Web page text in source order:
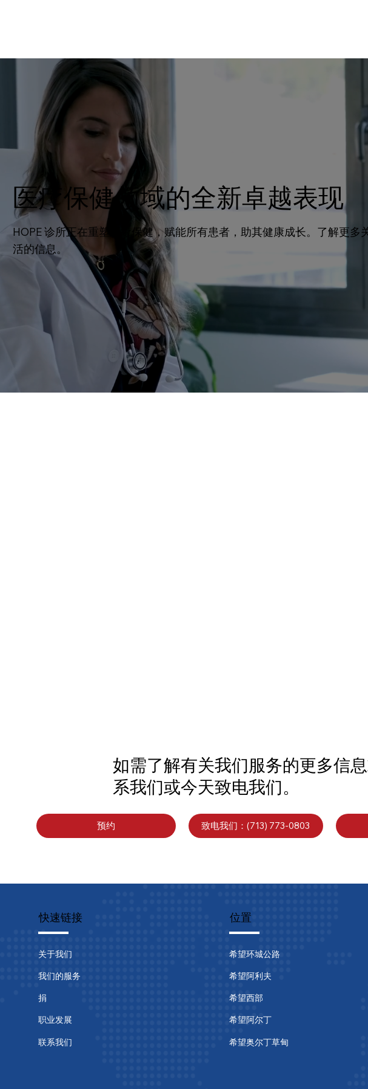
医疗保健领域的全新卓越表现
HOPE 诊所正在重塑医疗保健，赋能所有患者，助其健康成长。了解更多
活的信息。
如需了解有关我们服务的更多信
系我们或今天致电我们。
预约 致电我们：(713) 773-0803
快速链接
关于我们
我们的服务
捐
职业发展
联系我们
位置
希望环城公路
希望阿利夫
希望西部
希望阿尔丁
希望奥尔丁草甸